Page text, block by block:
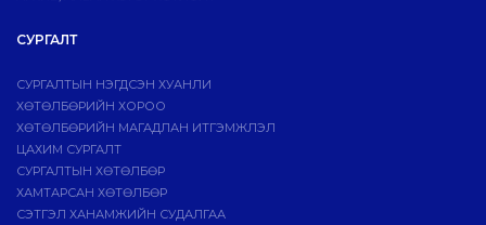
СУРГАЛТ
СУРГАЛТЫН НЭГДСЭН ХУАНЛИ
ХӨТӨЛБӨРИЙН ХОРОО
ХӨТӨЛБӨРИЙН МАГАДЛАН ИТГЭМЖЛЭЛ
ЦАХИМ СУРГАЛТ
СУРГАЛТЫН ХӨТӨЛБӨР
ХАМТАРСАН ХӨТӨЛБӨР
СЭТГЭЛ ХАНАМЖИЙН СУДАЛГАА